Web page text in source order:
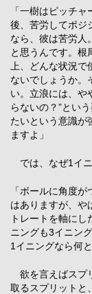
「一樹はピッチ
後、苦労してポジ
なら、彼は苦労人
と思うんです。根
上、どんな状況
ないでしょうか。
い。立浪には、や
らないの？”とい
たいという意識が
ますよ」
では、なぜ1イ
「ボールに角度
はありますが、や
トレートを軸に
ニングも3イニン
1イニングなら何
欲を言えばスプ
取るスプリットと